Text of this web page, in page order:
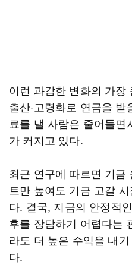
이런 과감한 변화의 가장
출산·고령화로 연금을
료를 낼 사람은 줄어들
가 커지고 있다.
최근 연구에 따르면 기금
트만 높여도 기금 고갈
다. 결국, 지금의 안정적
후를 장담하기 어렵다는
라도 더 높은 수익을 내
다.